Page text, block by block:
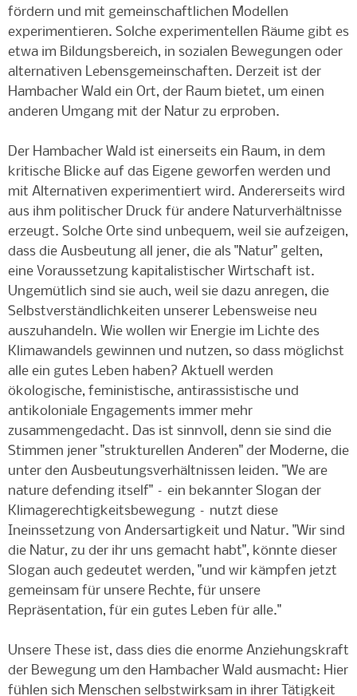
fördern und mit gemeinschaftlichen Modellen
experimentieren. Solche experimentellen Räume gibt es
etwa im Bildungsbereich, in sozialen Bewegungen oder
alternativen Lebensgemeinschaften. Derzeit ist der
Hambacher Wald ein Ort, der Raum bietet, um einen
anderen Umgang mit der Natur zu erproben.
Der Hambacher Wald ist einerseits ein Raum, in dem
kritische Blicke auf das Eigene geworfen werden und
mit Alternativen experimentiert wird. Andererseits wird
aus ihm politischer Druck für andere Naturverhältnisse
erzeugt. Solche Orte sind unbequem, weil sie aufzeigen,
dass die Ausbeutung all jener, die als "Natur" gelten,
eine Voraussetzung kapitalistischer Wirtschaft ist.
Ungemütlich sind sie auch, weil sie dazu anregen, die
Selbstverständlichkeiten unserer Lebensweise neu
auszuhandeln. Wie wollen wir Energie im Lichte des
Klimawandels gewinnen und nutzen, so dass möglichst
alle ein gutes Leben haben? Aktuell werden
ökologische, feministische, antirassistische und
antikoloniale Engagements immer mehr
zusammengedacht. Das ist sinnvoll, denn sie sind die
Stimmen jener "strukturellen Anderen" der Moderne, die
unter den Ausbeutungsverhältnissen leiden. "We are
nature defending itself" – ein bekannter Slogan der
Klimagerechtigkeitsbewegung – nutzt diese
Ineinssetzung von Andersartigkeit und Natur. "Wir sind
die Natur, zu der ihr uns gemacht habt", könnte dieser
Slogan auch gedeutet werden, "und wir kämpfen jetzt
gemeinsam für unsere Rechte, für unsere
Repräsentation, für ein gutes Leben für alle."
Unsere These ist, dass dies die enorme Anziehungskraft
der Bewegung um den Hambacher Wald ausmacht: Hier
fühlen sich Menschen selbstwirksam in ihrer Tätigkeit